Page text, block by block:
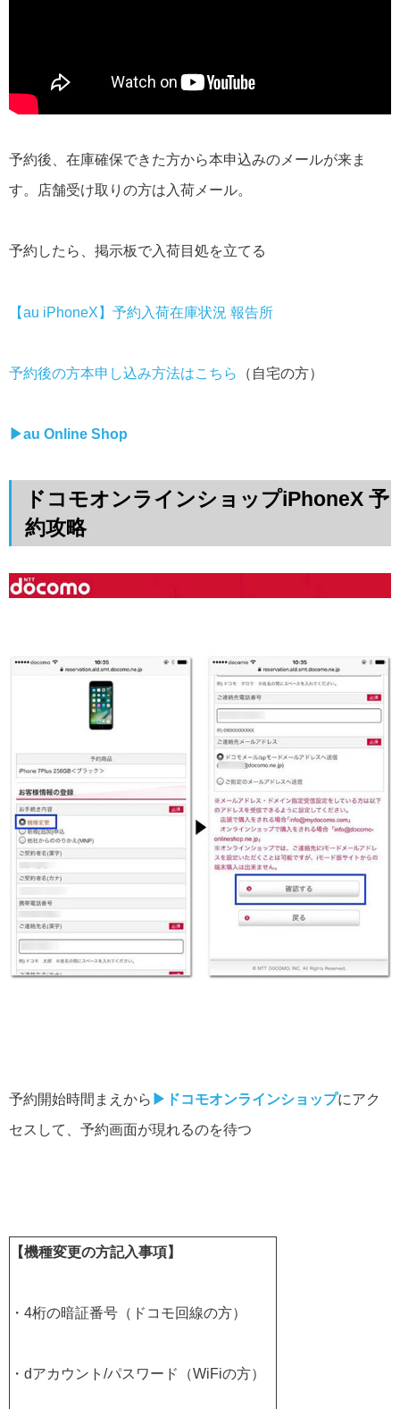
予約後、在庫確保できた方から本申込みのメールが来ま
す。店舗受け取りの方は入荷メール。
予約したら、掲示板で入荷目処を立てる
【au iPhoneX】予約入荷在庫状況 報告所
予約後の方本申し込み方法はこちら （自宅の方）
▶︎au Online Shop
ドコモオンラインショップiPhoneX 予
約攻略
予約開始時間まえから ▶︎ ドコモオンラインショップにアク
セスして、予約画面が現れるのを待つ
【機種変更の方記入事項】
・4桁の暗証番号（ドコモ回線の方）
・dアカウント/パスワード（WiFiの方）